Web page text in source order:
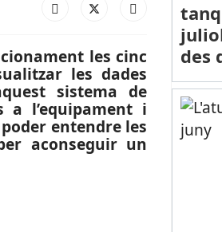
les cinc
les dades
sistema de
l’equipament i
entendre les
aconseguir un
des